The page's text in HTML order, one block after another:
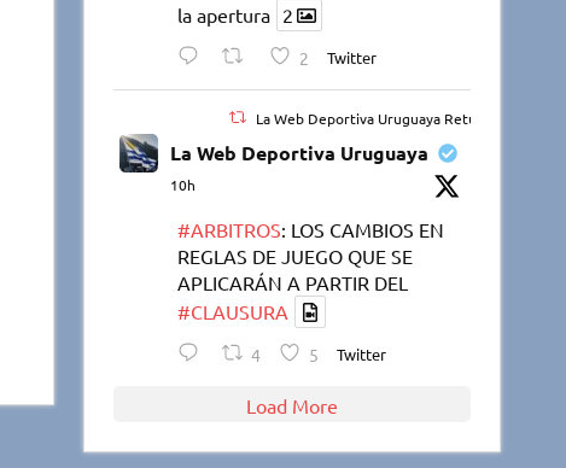
la apertura 2
2 Twitter
La Web Deportiva Uruguaya Retuiteado
La Web Deportiva Uruguaya
10h
#ARBITROS: LOS CAMBIOS EN
REGLAS DE JUEGO QUE SE
APLICARÁN A PARTIR DEL
#CLAUSURA
4 5 Twitter
Load More